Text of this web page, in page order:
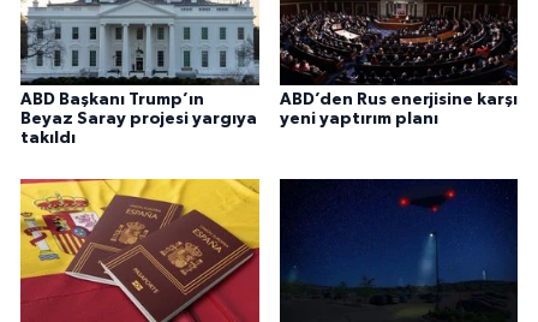
ABD Başkanı Trump’ın
Beyaz Saray projesi yargıya
takıldı
ABD’den Rus enerjisine karşı
yeni yaptırım planı